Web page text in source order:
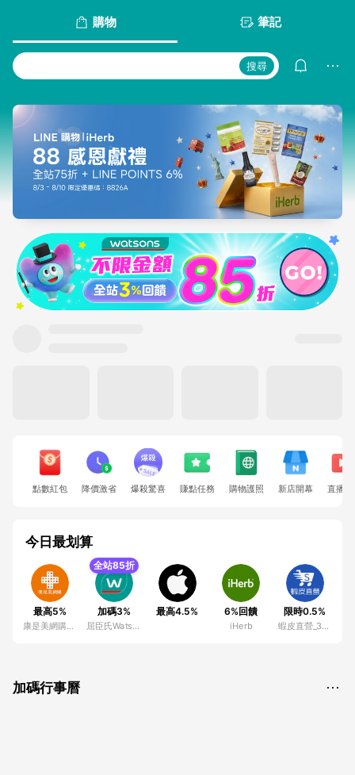
購物 筆記
搜尋
點數紅包 降價激省 爆殺驚喜 賺點任務 購物護照 新店開幕 直播
今日最划算
最高5%
康是美網購eShop
全站85折
加碼3%
屈臣氏Watsons
最高4.5% 6%回饋
iHerb
限時0.5%
蝦皮直營_3C家電館
加碼行事曆